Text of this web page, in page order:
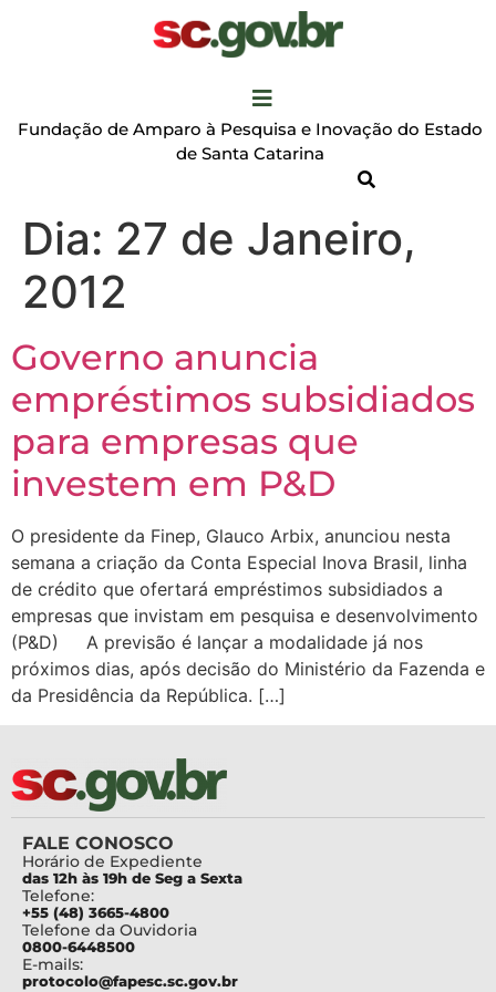
Fundação de Amparo à Pesquisa e Inovação do Estado
de Santa Catarina
Dia: 27 de Janeiro,
2012
Governo anuncia
empréstimos subsidiados
para empresas que
investem em P&D
O presidente da Finep, Glauco Arbix, anunciou nesta
semana a criação da Conta Especial Inova Brasil, linha
de crédito que ofertará empréstimos subsidiados a
empresas que invistam em pesquisa e desenvolvimento
(P&D) A previsão é lançar a modalidade já nos
próximos dias, após decisão do Ministério da Fazenda e
da Presidência da República. […]
FALE CONOSCO
Horário de Expediente
das 12h às 19h de Seg a Sexta
Telefone:
+55 (48) 3665-4800
Telefone da Ouvidoria
0800-6448500
E-mails:
protocolo@fapesc.sc.gov.br